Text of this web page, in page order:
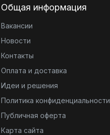
Общая информация
Вакансии
Новости
Контакты
Оплата и доставка
Идеи и решения
Политика конфиденциальности
Публичная оферта
Карта сайта